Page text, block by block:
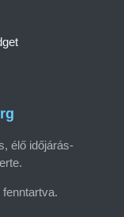
élő időjárás-